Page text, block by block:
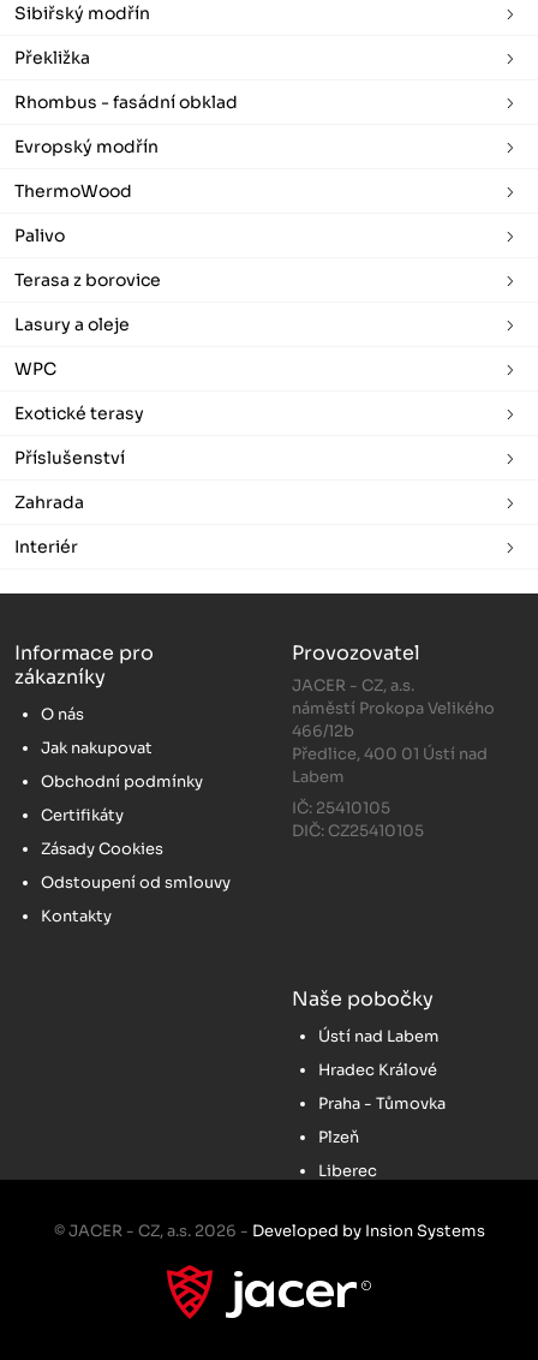
Sibiřský modřín
Překližka
Rhombus - fasádní obklad
Evropský modřín
ThermoWood
Palivo
Terasa z borovice
Lasury a oleje
WPC
Exotické terasy
Příslušenství
Zahrada
Interiér
Informace pro
zákazníky
O nás
Jak nakupovat
Obchodní podmínky
Certifikáty
Zásady Cookies
Odstoupení od smlouvy
Kontakty
Provozovatel
JACER - CZ, a.s.
náměstí Prokopa Velikého
466/12b
Předlice, 400 01 Ústí nad
Labem
IČ: 25410105
DIČ: CZ25410105
Naše pobočky
Ústí nad Labem
Hradec Králové
Praha - Tůmovka
Plzeň
Liberec
© JACER - CZ, a.s. 2026 - Developed by Insion Systems